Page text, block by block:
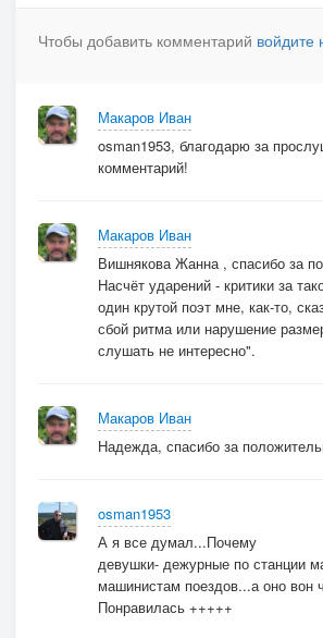
Чтобы добавить комментарий войдите
Макаров Иван
osman1953, благодарю за
комментарий!
Макаров Иван
Вишнякова Жанна , спасибо за
Насчёт ударений - критики за
один крутой поэт мне, как-то,
сбой ритма или нарушение
слушать не интересно".
Макаров Иван
Надежда, спасибо за
osman1953
А я все думал...Почему
девушки- дежурные по станции
машинистам поездов...а оно вон
Понравилась +++++